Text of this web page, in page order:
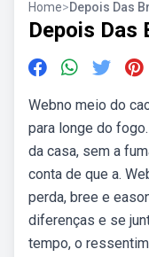
Home>Depois Das
Depois Das
Webno meio do
para longe do
da casa, sem a
conta de que a.
perda, bree e
diferenças e se
tempo, o